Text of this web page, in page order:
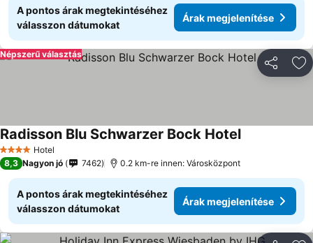
A pontos árak megtekintéséhez
válasszon dátumokat
Árak megjelenítése
Népszerű választás
4 KategóriaHotel
Radisson Blu Schwarzer Bock Hotel
8,3 Nagyon jó 7462 0.2 km-re innen: Városközpont
A pontos árak megtekintéséhez
válasszon dátumokat
Árak megjelenítése